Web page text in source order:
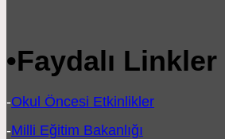
•Faydalı Linkler
-Okul Öncesi Etkinlikler
-Milli Eğitim Bakanlığı